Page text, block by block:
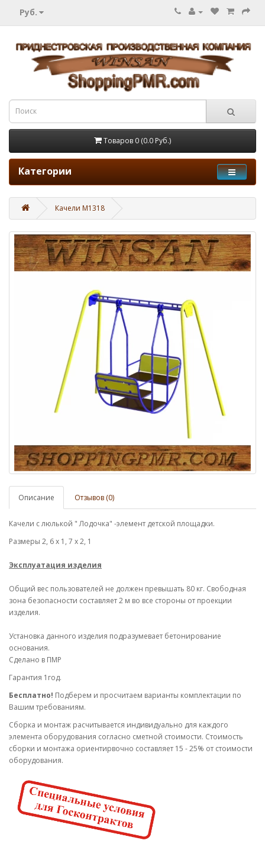
Руб.
Товаров 0 (0.0 Руб.)
Категории
Качели M1318
Описание Отзывов (0)
Качели с люлькой " Лодочка" -элемент детской площадки.
Размеры 2, 6 х 1, 7 х 2, 1
Эксплуатация изделия
Общий вес пользователей не должен превышать 80 кг. Свободная
зона безопасности составляет 2 м во все стороны от проекции
изделия.
Установка данного изделия подразумевает бетонирование
основания.
Сделано в ПМР
Гарантия 1год.
Бесплатно! Подберем и просчитаем варианты комплектации по
Вашим требованиям.
Cборка и монтаж расчитывается индивидуально для каждого
элемента оборудования согласно сметной стоимости. Стоимость
сборки и монтажа ориентирвочно составляет 15 - 25% от стоимости
оборудования.